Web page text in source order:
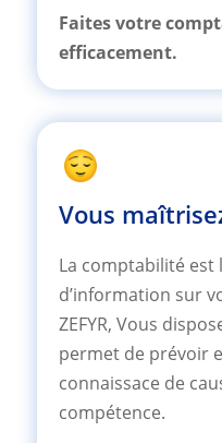
Faites votre
efficacement.
Vous
La comptabilité
d’information sur
ZEFYR, Vous
permet de prévoir
connaissace de
compétence.